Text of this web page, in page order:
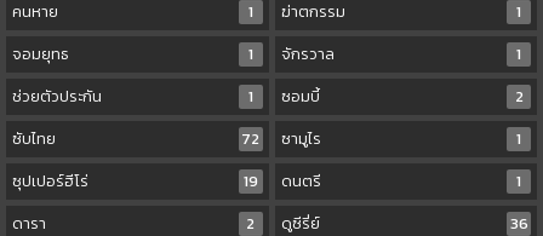
คนหาย
1 ฆ่าตกรรม
1
จอมยุทธ
1 จักรวาล
1
ช่วยตัวประกัน
1 ซอมบี้
2
ซับไทย
72 ซามูไร
1
ซุปเปอร์ฮีโร่
19 ดนตรี
1
ดารา
2 ดูซีรี่ย์
36